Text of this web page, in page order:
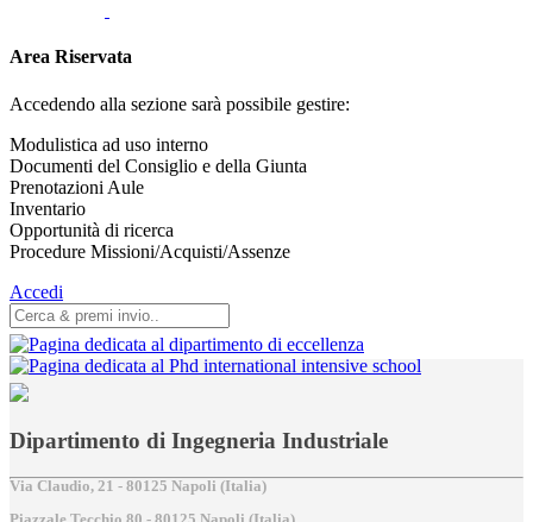
Area Riservata
Accedendo alla sezione sarà possibile gestire:
Modulistica ad uso interno
Documenti del Consiglio e della Giunta
Prenotazioni Aule
Inventario
Opportunità di ricerca
Procedure Missioni/Acquisti/Assenze
Accedi
Dipartimento di Ingegneria Industriale
Via Claudio, 21 - 80125 Napoli (Italia)